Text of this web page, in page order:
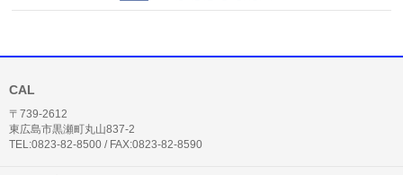
CAL
〒739-2612
東広島市黒瀬町丸山837-2
TEL:0823-82-8500 / FAX:0823-82-8590